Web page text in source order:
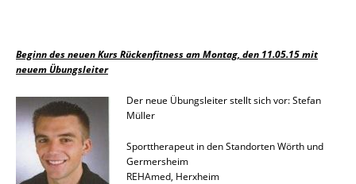
Beginn des neuen Kurs Rückenfitness am Montag, den 11.05.15 mit
neuem Übungsleiter
Der neue Übungsleiter stellt sich vor: Stefan
Müller
Sporttherapeut in den Standorten Wörth und
Germersheim
REHAmed, Herxheim